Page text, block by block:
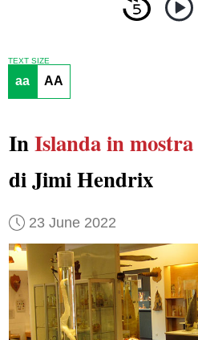
TEXT SIZE
aa AA
InIslandain mostra
di Jimi Hendrix
23 June 2022